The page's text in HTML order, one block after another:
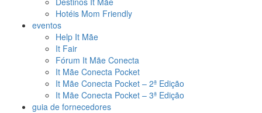
Hotéis Mom Friendly
eventos
Help It Mãe
It Fair
Fórum It Mãe Conecta
It Mãe Conecta Pocket
It Mãe Conecta Pocket – 2ª Edição
It Mãe Conecta Pocket – 3ª Edição
guia de fornecedores